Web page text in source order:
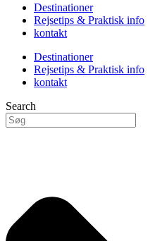
Destinationer
Rejsetips & Praktisk info
kontakt
Destinationer
Rejsetips & Praktisk info
kontakt
Search